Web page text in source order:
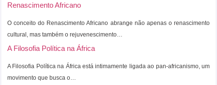
Renascimento Africano
O conceito do Renascimento Africano abrange não apenas o renascimento
cultural, mas também o rejuvenescimento…
A Filosofia Política na África
A Filosofia Política na África está intimamente ligada ao pan-africanismo, um
movimento que busca o…